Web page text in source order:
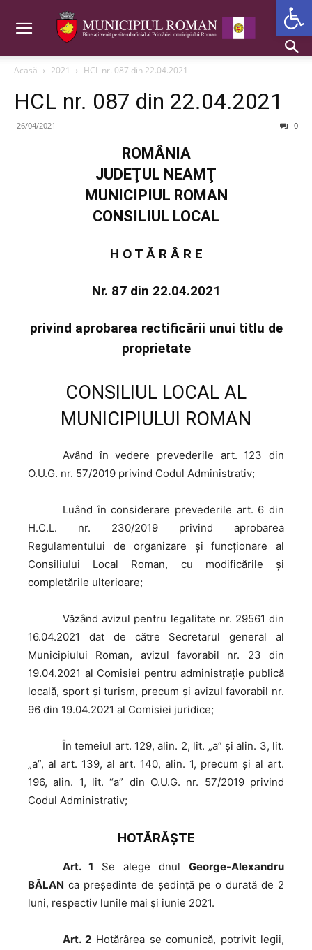
Acasă 2021 HCL nr. 087 din 22.04.2021
HCL nr. 087 din 22.04.2021
26/04/2021 0
ROMÂNIA
JUDEŢUL NEAMŢ
MUNICIPIUL ROMAN
CONSILIUL LOCAL
H O T Ă R Â R E
Nr. 87 din 22.04.2021
privind aprobarea rectificării unui titlu de
proprietate
CONSILIUL LOCAL AL
MUNICIPIULUI ROMAN
Având în vedere prevederile art. 123 din
O.U.G. nr. 57/2019 privind Codul Administrativ;
Luând în considerare prevederile art. 6 din
H.C.L. nr. 230/2019 privind aprobarea
Regulamentului de organizare şi funcţionare al
Consiliului Local Roman, cu modificările și
completările ulterioare;
Văzând avizul pentru legalitate nr. 29561 din
16.04.2021 dat de către Secretarul general al
Municipiului Roman, avizul favorabil nr. 23 din
19.04.2021 al Comisiei pentru administraţie publică
locală, sport şi turism, precum şi avizul favorabil nr.
96 din 19.04.2021 al Comisiei juridice;
Întemeiul art. 129, alin. 2, lit. „a” și alin. 3, lit.
„a”, al art. 139, al art. 140, alin. 1, precum şi al art.
196, alin. 1, lit. “a” din O.U.G. nr. 57/2019 privind
Codul Administrativ;
HOTĂRĂŞTE
Art. 1 Se alege dnul George-Alexandru
BĂLAN ca preşedinte de şedinţă pe o durată de 2
luni, respectiv lunile mai și iunie 2021.
Art. 2Hotărârea se comunică, potrivit legii,